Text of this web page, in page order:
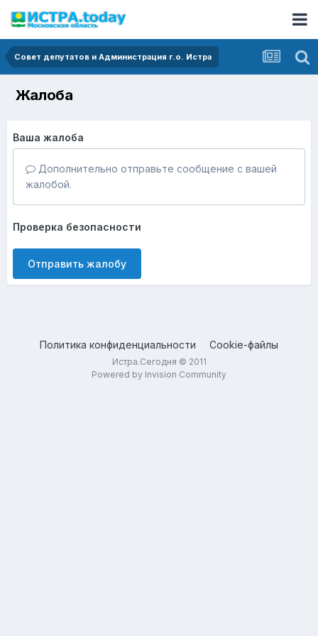
Совет депутатов и Администрация г.о. Истра
Жалоба
Ваша жалоба
Дополнительно отправьте сообщение с вашей
жалобой.
Проверка безопасности
Отправить жалобу
Политика конфиденциальности Cookie-файлы
Истра.Сегодня © 2011
Powered by Invision Community